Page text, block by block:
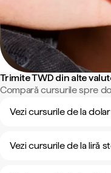
Trimite TWD din alte
Compară cursurile spre
Vezi cursurile de la
Vezi cursurile de la liră